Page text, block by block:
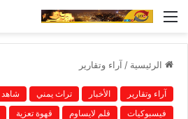
القائمة
الرئيسية / آراء وتقارير
آراء وتقارير الأخبار تراث يمني شاهد
فيسبوكيات
قلم لايساوم قهوة تعزية